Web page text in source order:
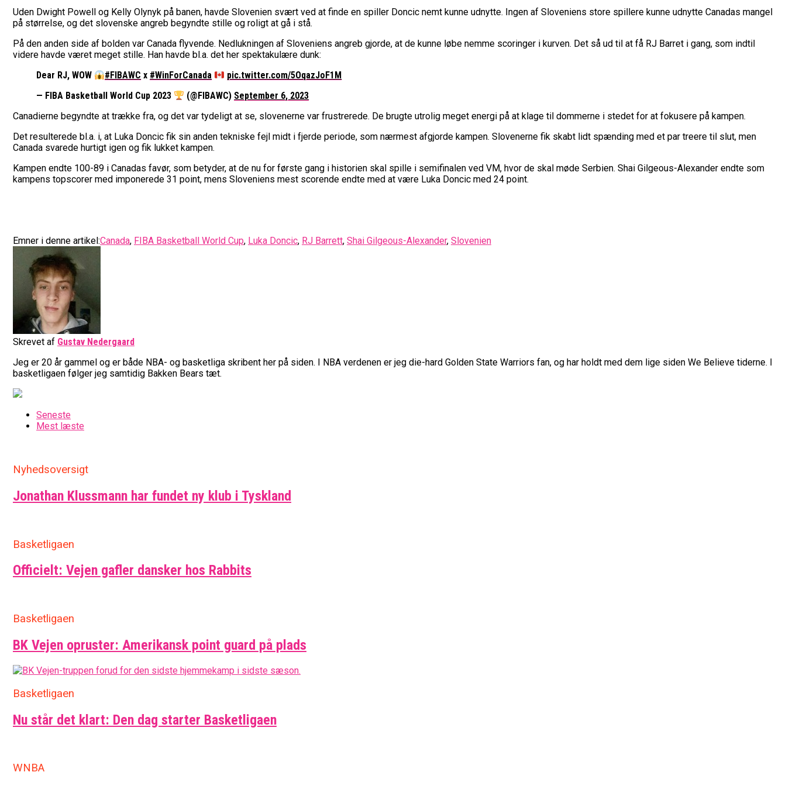
Uden Dwight Powell og Kelly Olynyk på banen, havde Slovenien svært ved at finde en spiller Doncic nemt kunne udnytte. Ingen af Sloveniens store spillere kunne udnytte Canadas mangel
på størrelse, og det slovenske angreb begyndte stille og roligt at gå i stå.
På den anden side af bolden var Canada flyvende. Nedlukningen af Sloveniens angreb gjorde, at de kunne løbe nemme scoringer i kurven. Det så ud til at få RJ Barret i gang, som indtil
videre havde været meget stille. Han havde bl.a. det her spektakulære dunk:
Dear RJ, WOW
#FIBAWC x #WinForCanada
pic.twitter.com/5OqazJoF1M
— FIBA Basketball World Cup 2023
(@FIBAWC) September 6, 2023
Canadierne begyndte at trække fra, og det var tydeligt at se, slovenerne var frustrerede. De brugte utrolig meget energi på at klage til dommerne i stedet for at fokusere på kampen.
Det resulterede bl.a. i, at Luka Doncic fik sin anden tekniske fejl midt i fjerde periode, som nærmest afgjorde kampen. Slovenerne fik skabt lidt spænding med et par treere til slut, men
Canada svarede hurtigt igen og fik lukket kampen.
Kampen endte 100-89 i Canadas favør, som betyder, at de nu for første gang i historien skal spille i semifinalen ved VM, hvor de skal møde Serbien. Shai Gilgeous-Alexander endte som
kampens topscorer med imponerede 31 point, mens Sloveniens mest scorende endte med at være Luka Doncic med 24 point.
Emner i denne artikel:Canada, FIBA Basketball World Cup, Luka Doncic, RJ Barrett, Shai Gilgeous-Alexander, Slovenien
Skrevet af Gustav Nedergaard
Jeg er 20 år gammel og er både NBA- og basketliga skribent her på siden. I NBA verdenen er jeg die-hard Golden State Warriors fan, og har holdt med dem lige siden We Believe tiderne. I
basketligaen følger jeg samtidig Bakken Bears tæt.
Seneste
Mest læste
Nyhedsoversigt
Jonathan Klussmann har fundet ny klub i Tyskland
Basketligaen
Officielt: Vejen gafler dansker hos Rabbits
Basketligaen
BK Vejen opruster: Amerikansk point guard på plads
Basketligaen
Nu står det klart: Den dag starter Basketligaen
WNBA